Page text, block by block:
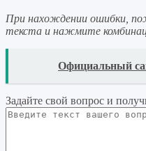
При нахождении ошибки,
текста и нажмите
Официальный
Задайте свой вопрос и